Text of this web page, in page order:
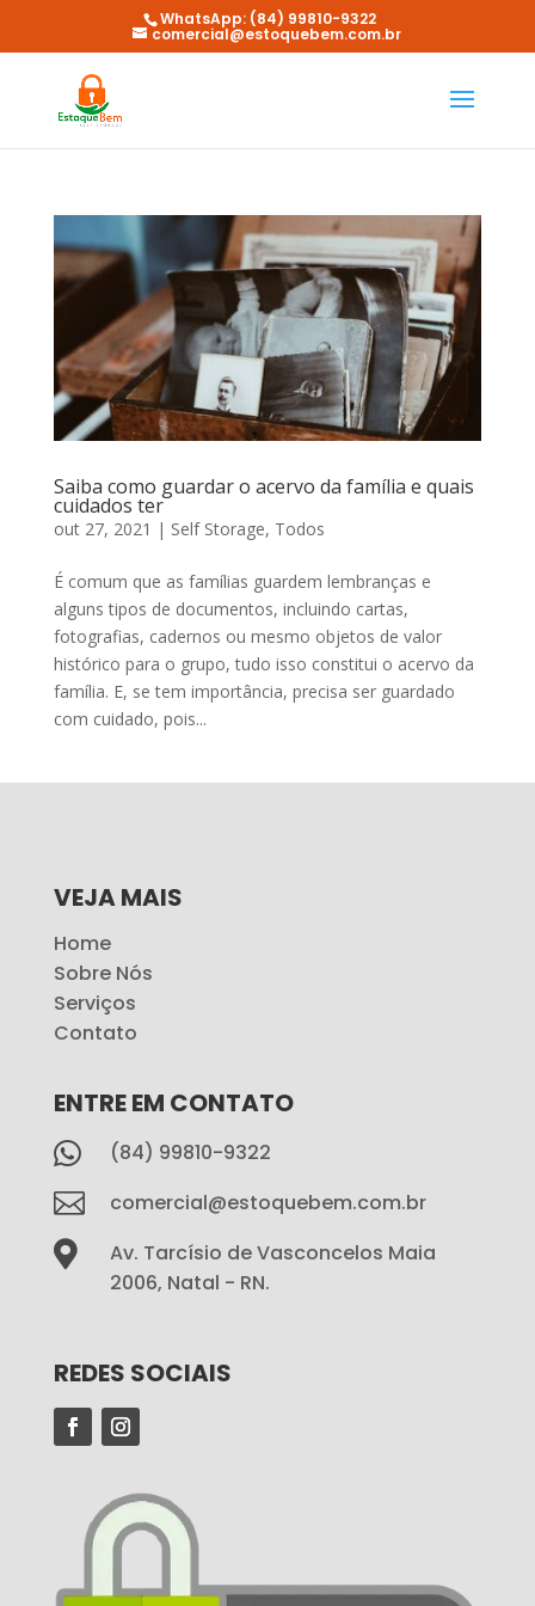
WhatsApp: (84) 99810-9322
comercial@estoquebem.com.br
Saiba como guardar o acervo da família e quais
cuidados ter
out 27, 2021 | Self Storage, Todos
É comum que as famílias guardem lembranças e
alguns tipos de documentos, incluindo cartas,
fotografias, cadernos ou mesmo objetos de valor
histórico para o grupo, tudo isso constitui o acervo da
família. E, se tem importância, precisa ser guardado
com cuidado, pois...
VEJA MAIS
Home
Sobre Nós
Serviços
Contato
ENTRE EM CONTATO
 (84) 99810-9322
 comercial@estoquebem.com.br

Av. Tarcísio de Vasconcelos Maia
2006, Natal - RN.
REDES SOCIAIS